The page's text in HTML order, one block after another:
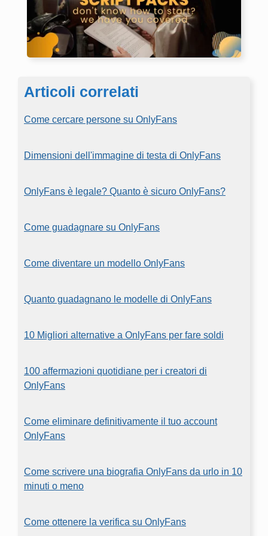
Articoli correlati
Come cercare persone su OnlyFans
Dimensioni dell'immagine di testa di OnlyFans
OnlyFans è legale? Quanto è sicuro OnlyFans?
Come guadagnare su OnlyFans
Come diventare un modello OnlyFans
Quanto guadagnano le modelle di OnlyFans
10 Migliori alternative a OnlyFans per fare soldi
100 affermazioni quotidiane per i creatori di
OnlyFans
Come eliminare definitivamente il tuo account
OnlyFans
Come scrivere una biografia OnlyFans da urlo in 10
minuti o meno
Come ottenere la verifica su OnlyFans